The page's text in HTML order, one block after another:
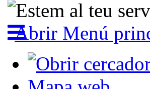
Abrir Menú